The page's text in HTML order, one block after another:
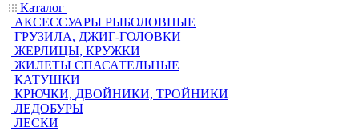
Каталог
АКСЕССУАРЫ РЫБОЛОВНЫЕ
ГРУЗИЛА, ДЖИГ-ГОЛОВКИ
ЖЕРЛИЦЫ, КРУЖКИ
ЖИЛЕТЫ СПАСАТЕЛЬНЫЕ
КАТУШКИ
КРЮЧКИ, ДВОЙНИКИ, ТРОЙНИКИ
ЛЕДОБУРЫ
ЛЕСКИ